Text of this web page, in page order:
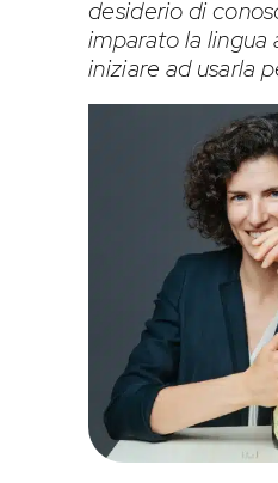
desiderio di
imparato la lingua
iniziare ad usarla